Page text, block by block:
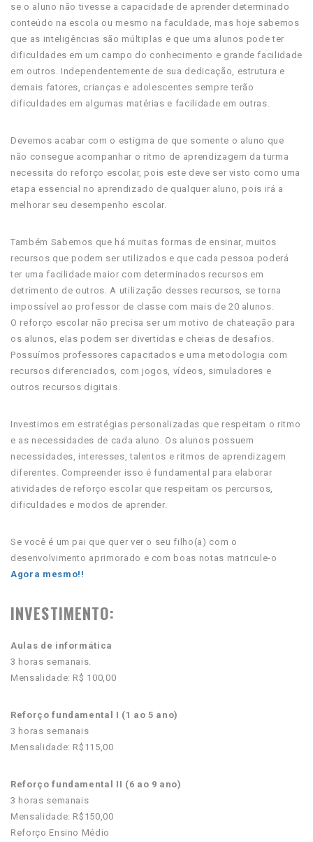
se o aluno não tivesse a capacidade de aprender determinado
conteúdo na escola ou mesmo na faculdade, mas hoje sabemos
que as inteligências são múltiplas e que uma alunos pode ter
dificuldades em um campo do conhecimento e grande facilidade
em outros. Independentemente de sua dedicação, estrutura e
demais fatores, crianças e adolescentes sempre terão
dificuldades em algumas matérias e facilidade em outras.
Devemos acabar com o estigma de que somente o aluno que
não consegue acompanhar o ritmo de aprendizagem da turma
necessita do reforço escolar, pois este deve ser visto como uma
etapa essencial no aprendizado de qualquer aluno, pois irá a
melhorar seu desempenho escolar.
Também Sabemos que há muitas formas de ensinar, muitos
recursos que podem ser utilizados e que cada pessoa poderá
ter uma facilidade maior com determinados recursos em
detrimento de outros. A utilização desses recursos, se torna
impossível ao professor de classe com mais de 20 alunos.
O reforço escolar não precisa ser um motivo de chateação para
os alunos, elas podem ser divertidas e cheias de desafios.
Possuímos professores capacitados e uma metodologia com
recursos diferenciados, com jogos, vídeos, simuladores e
outros recursos digitais.
Investimos em estratégias personalizadas que respeitam o ritmo
e as necessidades de cada aluno. Os alunos possuem
necessidades, interesses, talentos e ritmos de aprendizagem
diferentes. Compreender isso é fundamental para elaborar
atividades de reforço escolar que respeitam os percursos,
dificuldades e modos de aprender.
Se você é um pai que quer ver o seu filho(a) com o
desenvolvimento aprimorado e com boas notas matricule-o
Agora mesmo!!
INVESTIMENTO:
Aulas de informática
3 horas semanais.
Mensalidade: R$ 100,00
Reforço fundamental I (1 ao 5 ano)
3 horas semanais
Mensalidade: R$115,00
Reforço fundamental II (6 ao 9 ano)
3 horas semanais
Mensalidade: R$150,00
Reforço Ensino Médio